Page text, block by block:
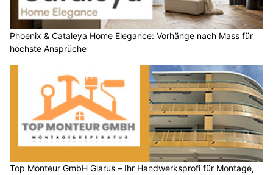
Phoenix & Cataleya Home Elegance: Vorhänge nach Mass für
höchste Ansprüche
Top Monteur GmbH Glarus – Ihr Handwerksprofi für Montage,